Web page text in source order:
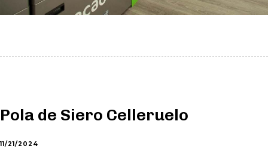
Pola de Siero Celleruelo
11/21/2024